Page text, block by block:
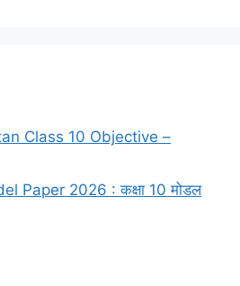
Class 10 Objective –
Paper 2026 : कक्षा 10 मोडल